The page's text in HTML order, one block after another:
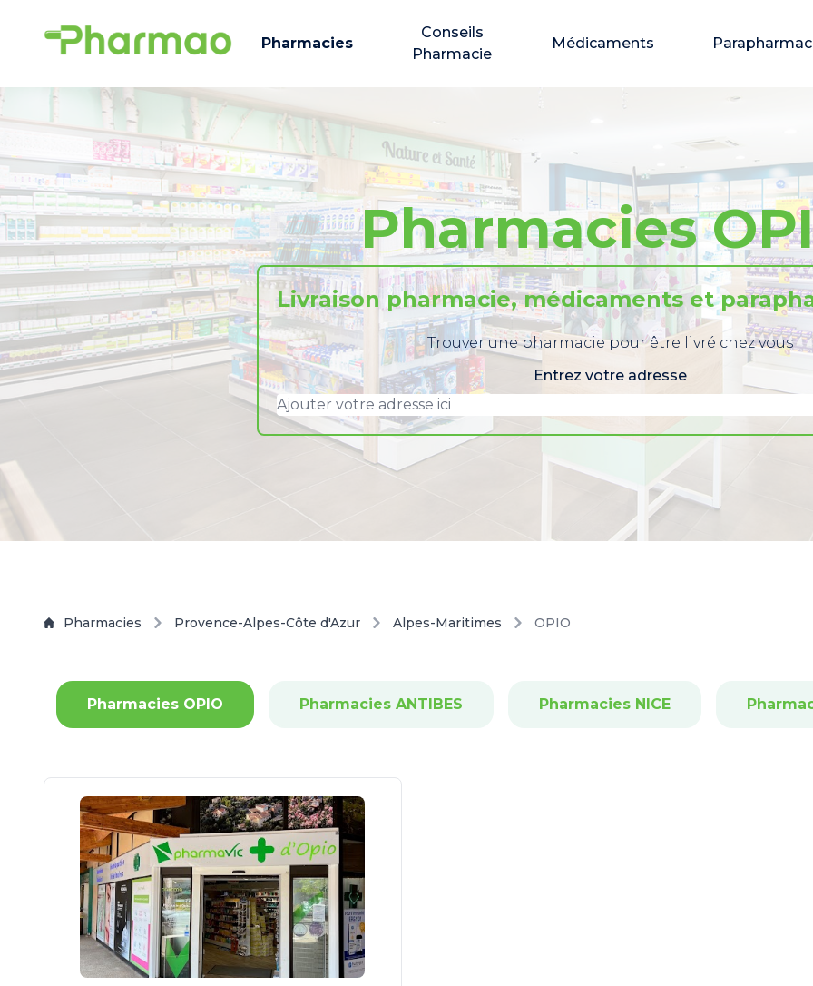
Pharmacies
Conseils
Pharmacie
Médicaments
Pharmacies
Livraison pharmacie, médicaments et
Trouver une pharmacie pour être livré chez vous
Entrez votre adresse
Pharmacies Provence-Alpes-Côte d'Azur Alpes-Maritimes OPIO
Pharmacies OPIO Pharmacies ANTIBES Pharmacies NICE